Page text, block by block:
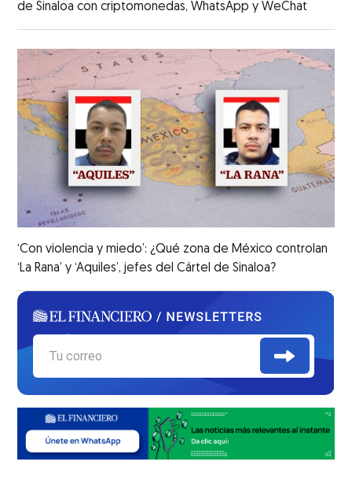
de Sinaloa con criptomonedas, WhatsApp y WeChat
‘Con violencia y miedo’: ¿Qué zona de México controlan
‘La Rana’ y ‘Aquiles’, jefes del Cártel de Sinaloa?